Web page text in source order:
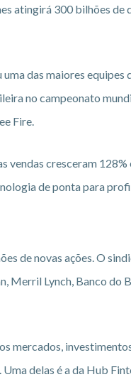
atingirá 300 bilhões
das maiores equipes
no campeonato
Fire.
vendas cresceram
de ponta para
de novas ações. O
Merril Lynch, Banco do
mercados,
delas é a da Hub